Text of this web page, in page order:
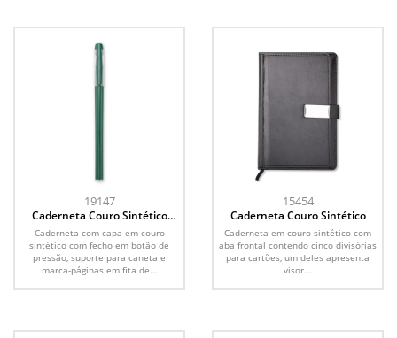
19147
Caderneta Couro Sintético
Caderneta com capa em couro
sintético com fecho em botão de
pressão, suporte para caneta e
marca-páginas em fita de...
15454
Caderneta Couro Sintético
Caderneta em couro sintético com
aba frontal contendo cinco divisórias
para cartões, um deles apresenta
visor...